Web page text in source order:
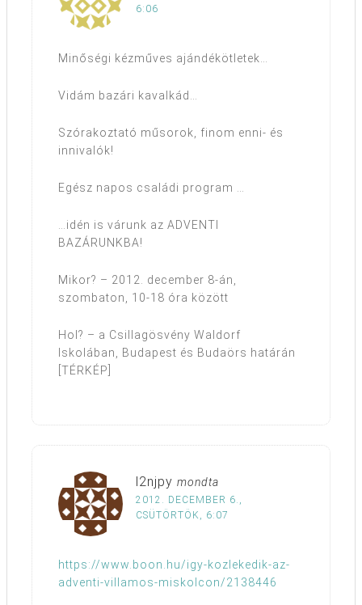
6:06
Minőségi kézműves ajándékötletek…
Vidám bazári kavalkád…
Szórakoztató műsorok, finom enni- és
innivalók!
Egész napos családi program …
…idén is várunk az ADVENTI
BAZÁRUNKBA!
Mikor? – 2012. december 8-án,
szombaton, 10-18 óra között
Hol? – a Csillagösvény Waldorf
Iskolában, Budapest és Budaörs határán
[TÉRKÉP]
l2njpy mondta
2012. DECEMBER 6.,
CSÜTÖRTÖK, 6:07
https://www.boon.hu/igy-kozlekedik-az-
adventi-villamos-miskolcon/2138446